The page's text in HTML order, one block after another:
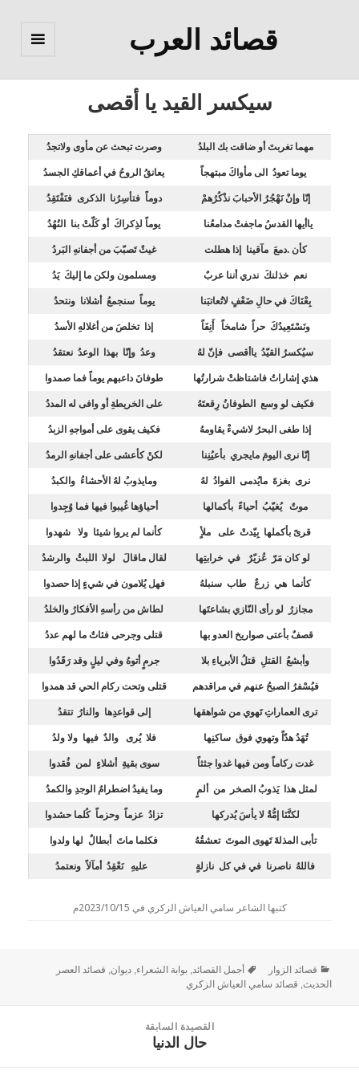
قصائد العرب
سيكسر القيد يا أقصى
مهما تغربتَ أو ضاقت بك البلدُ وصرت تبحث عن مأوى ولاتجدُ
يوما تعودُ الى مأواكَ مبتهجاً يعانقُ الروحُ في أعماقكِ الجسدُ
إنّا وإنْ نَهْجُرُ الأحبابَ نذْكُرُهمْ دوماً فتأسِرُنا الذكرى فنَفْتَقِدُ
ياأيها القدسُ ماجفتْ مدامعُنا يوماً لذِكراكَ أو كَلّتْ بنا النُهُدُ
كأن .دمعَ مآقينا إذا هطلت غيثٌ تَصبّبَ من أجفانهِ البَردُ
نعم خذلنكَ ندري أننا عربٌ ومسلمون ولكن ما إليكَ يَدُ
بِعْنَاكَ في حالِ ضَعْفٍ لاتُعاتبَنا يوماً سنجمعُ أشلانا ونتحدُ
ونَسْتَعِيدُكَ حراً شامخاً أَنِفَاً إذا تخلصَ من أغلالهِ الأسدُ
سيُكسرُ القيّدُ ياأقصى فإنّ لهُ وعدُ وإنّا بهذا الوعدُ نعتقدُ
هذي إشاراتُ فاشتاظتْ شرارتُها طوفانَ داعبهم يوماً فما صمدوا
فكيف لو وسع الطوفانُ رِقعتَهُ على الخريطةِ أو وافى له المددُ
إذا طغى البحرُ لاشيءْ يقاومهُ فكيف يقوى على أمواجهِ الزبدُ
إنّا نرى اليومَ مايجري بأعيُنِنا لكنْ كأعشى على أجفانهِ الرمدُ
نرى بغزةَ مايُدمى الفوادُ لهُ ومايذوبُ لهُ الأحشاءُ والكبدُ
موتٌ يُغيّبُ أحياءً بأكمالها أحياؤها غُيبوا فيها فما وُجِدوا
قرىً بأكملها بِيّدتْ على ملأٍ كأنما لم يروا شيئا ولا شهدوا
لو كان مَرّ عُزيّرٌ في خرابتِها لقال ماقالَ لولا اللبثُ والرشدُ
كأنما هي زرعٌ طاب سنبلهُ فهل يُلامون في شيءٍ إذا حصدوا
مجازرُ لو رأى النّازي بشاعتَها لطاش من رأسهِ الأفكارُ والخلدُ
قصفٌ بأعتى صواريخ العدو بها قتلى وجرحى فئاتٌ ما لهم عددُ
وأبشعُ القتلِ قتلُ الأبرياءِ بلا جرمٍ أتوهُ وفي ليلٍ وقد رَقَدُوا
فيُسْفرُ الصبحُ عنهم في مراقدهم قتلى وتحت ركام الحي قد همدوا
ترى العماراتِ تَهوي من شواهقها إلى قواعدِها والنارُ تتقدُ
تُهَدُ هدّاً وتهوي فوق ساكنِها فلا يُرى والدٌ فيها ولا ولدُ
غدت ركاماً ومن فيها غدوا جثثاً سوى بقيةِ أشلاءٍ لمن فُقدوا
لمثل هذا يَذوبُ الصخر من ألمٍ وما يفيدُ اضطرامُ الوجدِ والكمدُ
لكنَّنَا إمُّةٌ لا يأسَ يُدركها تزادُ عزماً وحزماً كُلما حشدوا
تأبى المذلةَ تَهوى الموتَ تعشقُهُ فكلما ماتَ أبطالٌ لها ولدوا
فاللهُ ناصرنا في في كل نازلةٍ عليهِ نَعْقِدُ أمآلاً ونعتمدُ
كتبها الشاعر سامي العياش الزكري في 2023/10/15م
قصائد الزوار أجمل القصائد,بوابة الشعراء,ديوان, قصائد العصر
الحديث, قصائد سامي العياش الزكري
القصيدة السابقة
حال الدنيا